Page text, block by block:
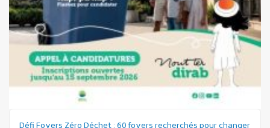
Défi Foyers Zéro Déchet : 60 foyers recherchés pour changer